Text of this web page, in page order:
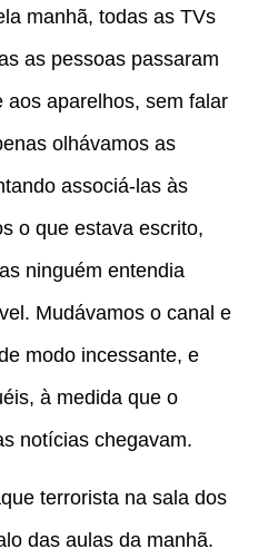
manhã, todas as TVs
as pessoas passaram
aos aparelhos, sem falar
olhávamos as
associá-las às
o que estava escrito,
ninguém entendia
Mudávamos o canal e
modo incessante, e
à medida que o
notícias chegavam.
terrorista na sala dos
das aulas da manhã.